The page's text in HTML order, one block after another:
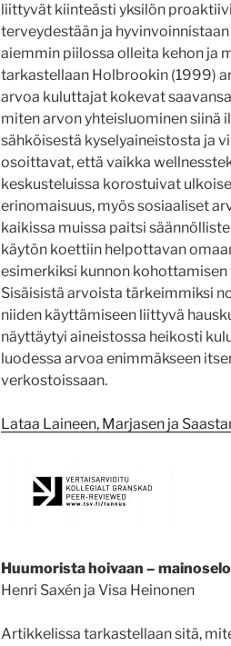
liittyvät kiinteästi yksilön
terveydestään ja
aiemmin piilossa olleita kehon ja
tarkastellaan Holbrookin (1999)
arvoa kuluttajat kokevat
miten arvon yhteisluominen siinä
sähköisestä kyselyaineistosta ja
osoittavat, että vaikka
keskusteluissa korostuivat
erinomaisuus, myös sosiaaliset
kaikissa muissa paitsi
käytön koettiin helpottavan
esimerkiksi kunnon
Sisäisistä arvoista tärkeimmiksi
niiden käyttämiseen liittyvä
näyttäytyi aineistossa heikosti
luodessa arvoa enimmäkseen
verkostoissaan.
Lataa Laineen, Marjasen ja
Huumorista hoivaan –
Henri Saxén ja Visa Heinonen
Artikkelissa tarkastellaan sitä,